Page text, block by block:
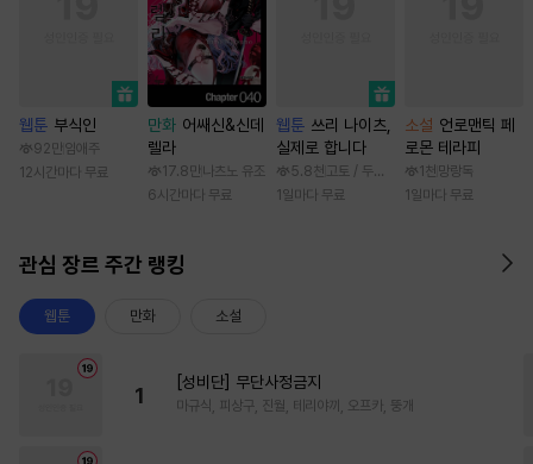
웹툰 부식인
92만 임애주
12시간마다 무료
만화 어쌔신&신데
렐라
17.8만 나츠노 유조
6시간마다 무료
웹툰 쓰리 나이츠,
실제로 합니다
5.8천 고토 / 두나래
1일마다 무료
소설 언로맨틱 페
로몬 테라피
1천 망랑독
1일마다 무료
관심 장르 주간 랭킹
웹툰 만화 소설
1
[성비단] 무단사정금지
마규식, 피상구, 진월, 테리야끼, 오프카, 뚱개